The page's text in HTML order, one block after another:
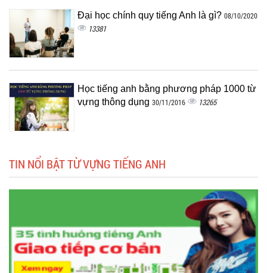
Đại học chính quy tiếng Anh là gì? 08/10/2020
13381
Học tiếng anh bằng phương pháp 1000 từ
vựng thông dụng 30/11/2016 13265
TIN NỔI BẬT TỪ VỰNG TIẾNG ANH